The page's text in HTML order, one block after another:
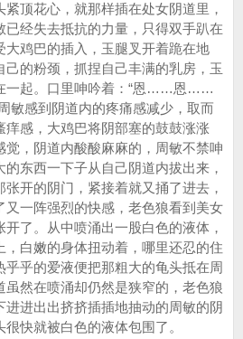
顶花心，就那样插在处女阴道里，
已经失去抵抗的力量，只得双手趴在
大鸡巴的插入，玉腿叉开着跪在地
己的粉颈，抓捏自己丰满的乳房，玉
一起。口里呻吟着：“恩……恩……
敏感到阴道内的疼痛感减少，取而
痒感，大鸡巴将阴部塞的鼓鼓涨涨
觉，阴道内酸酸麻麻的，周敏不禁呻
东西一下子从自己阴道内拔出来，
开的阴门，紧接着就又捅了进去，
又一阵强烈的快感，老色狼看到美女
了。从中喷涌出一股白色的液体，
，白嫩的身体扭动着，哪里还忍的住
乎的爱液便把那粗大的龟头抵在周
虽然在喷涌却仍然是狭窄的，老色狼
进出出挤挤插插地抽动的周敏的阴
快就被白色的液体包围了。